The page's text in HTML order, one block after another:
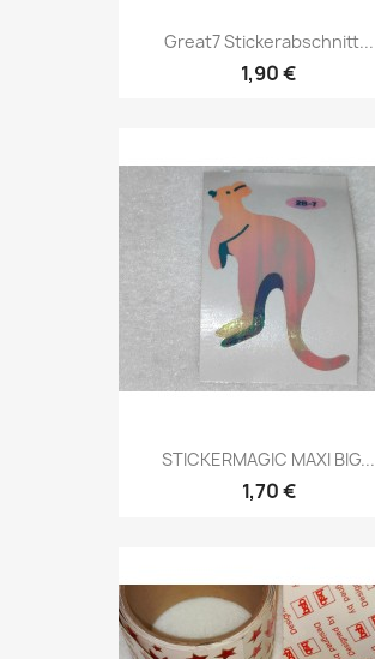
Great7 Stickerabschnitt...
1,90 €
STICKERMAGIC MAXI BIG...
1,70 €